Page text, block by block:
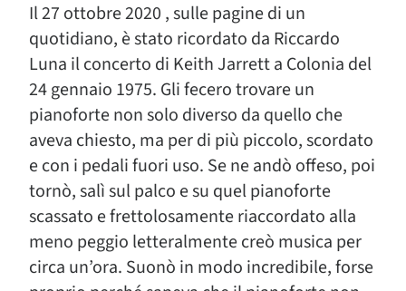
Il 27 ottobre 2020 , sulle pagine di un
quotidiano, è stato ricordato da Riccardo
Luna il concerto di Keith Jarrett a Colonia del
24 gennaio 1975. Gli fecero trovare un
pianoforte non solo diverso da quello che
aveva chiesto, ma per di più piccolo, scordato
e con i pedali fuori uso. Se ne andò offeso, poi
tornò, salì sul palco e su quel pianoforte
scassato e frettolosamente riaccordato alla
meno peggio letteralmente creò musica per
circa un’ora. Suonò in modo incredibile, forse